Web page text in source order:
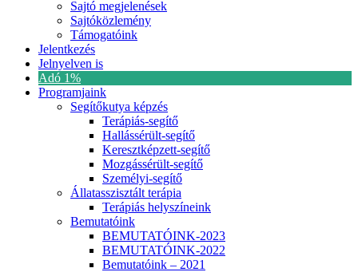
Sajtó megjelenések
Sajtóközlemény
Támogatóink
Jelentkezés
Jelnyelven is
Adó 1%
Programjaink
Segítőkutya képzés
Terápiás-segítő
Hallássérült-segítő
Keresztképzett-segítő
Mozgássérült-segítő
Személyi-segítő
Állatasszisztált terápia
Terápiás helyszíneink
Bemutatóink
BEMUTATÓINK-2023
BEMUTATÓINK-2022
Bemutatóink – 2021